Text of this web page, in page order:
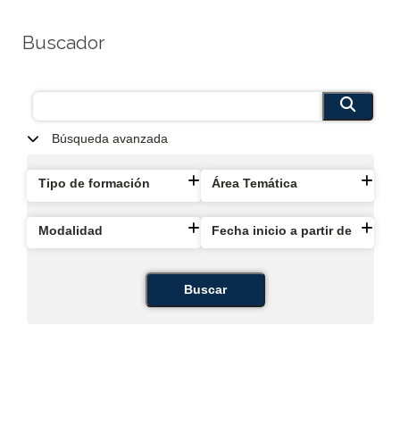
Buscador
Búsqueda avanzada
Tipo de formación Área Temática
Modalidad Fecha inicio a partir de
Buscar